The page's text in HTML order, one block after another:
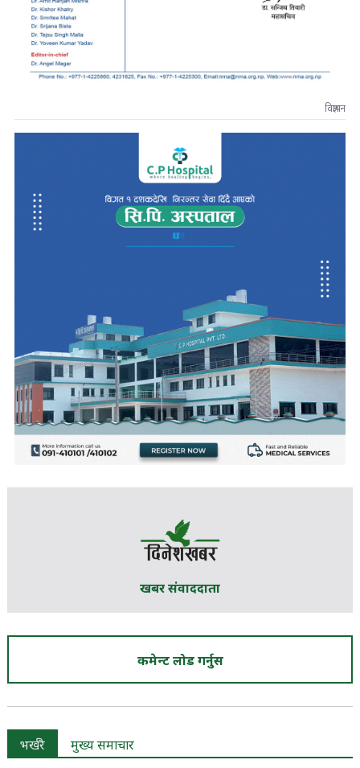
विज्ञापन
खबर संवाददाता
कमेन्ट लोड गर्नुस
भर्खरै मुख्य समाचार